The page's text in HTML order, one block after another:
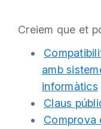
Creiem que et
amb
informàtics
Claus
Comprova